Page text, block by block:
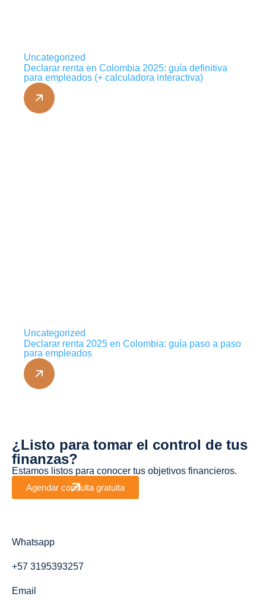
Uncategorized
Declarar renta en Colombia 2025: guía definitiva
para empleados (+ calculadora interactiva)
Uncategorized
Declarar renta 2025 en Colombia: guía paso a paso
para empleados
¿Listo para tomar el control de tus
finanzas?
Estamos listos para conocer tus objetivos financieros.
Agendar consulta gratuita
Whatsapp
+57 3195393257
Email